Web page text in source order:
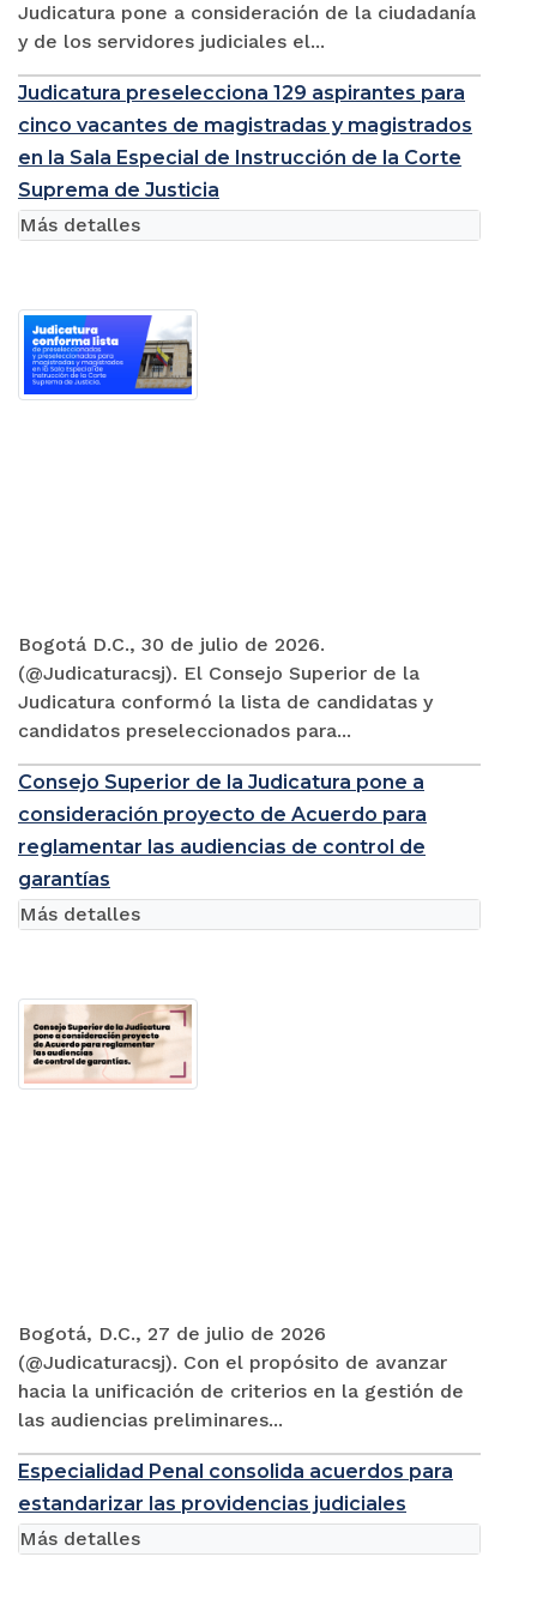
Judicatura pone a consideración de la ciudadanía
y de los servidores judiciales el...
Judicatura preselecciona 129 aspirantes para
cinco vacantes de magistradas y magistrados
en la Sala Especial de Instrucción de la Corte
Suprema de Justicia
Bogotá D.C., 30 de julio de 2026.
(@Judicaturacsj). El Consejo Superior de la
Judicatura conformó la lista de candidatas y
candidatos preseleccionados para...
Más detalles
Consejo Superior de la Judicatura pone a
consideración proyecto de Acuerdo para
reglamentar las audiencias de control de
garantías
Bogotá, D.C., 27 de julio de 2026
(@Judicaturacsj). Con el propósito de avanzar
hacia la unificación de criterios en la gestión de
las audiencias preliminares...
Más detalles
Especialidad Penal consolida acuerdos para
estandarizar las providencias judiciales
Más detalles